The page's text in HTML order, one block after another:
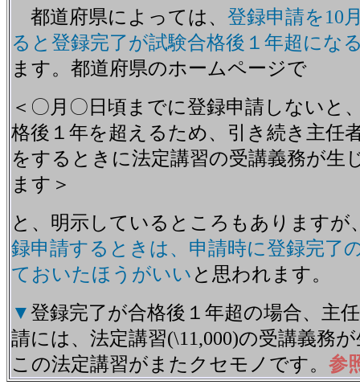
都道府県によっては、 登録申請を10
ると登録完了が試験合格後１年超にな
ます。都道府県のホームページで
＜〇月〇日頃までに登録申請しないと
格後１年を超えるため、引き続き主任
をするときに法定講習の受講義務が生
ます＞
と、明示しているところもありますが
録申請するときは、申請時に登録完了
ておいたほうがいい と思われます。
▼登録完了が合格後１年超の場合、主
請には、法定講習(\11,000)の受講義務
この法定講習がまたクセモノです。 参